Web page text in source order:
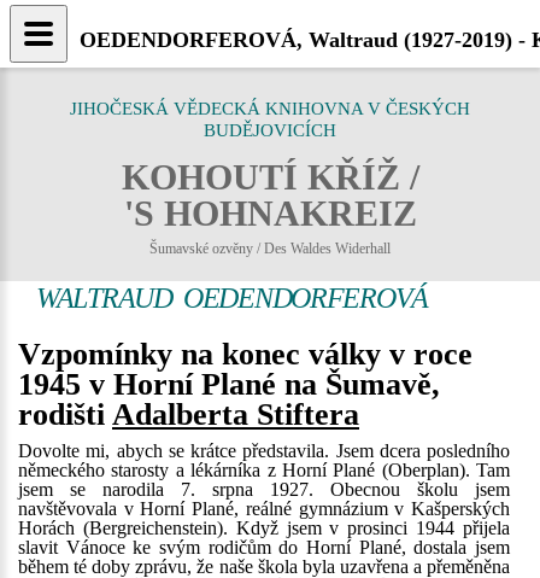
JIHOČESKÁ VĚDECKÁ KNIHOVNA V ČESKÝCH
BUDĚJOVICÍCH
KOHOUTÍ KŘÍŽ /
'S HOHNAKREIZ
Šumavské ozvěny / Des Waldes Widerhall
WALTRAUD OEDENDORFEROVÁ
Vzpomínky na konec války v roce
1945 v Horní Plané na Šumavě,
rodišti Adalberta Stiftera
Dovolte mi, abych se krátce představila. Jsem dcera posledního
německého starosty a lékárníka z Horní Plané (Oberplan). Tam
jsem se narodila 7. srpna 1927. Obecnou školu jsem
navštěvovala v Horní Plané, reálné gymnázium v Kašperských
Horách (Bergreichenstein). Když jsem v prosinci 1944 přijela
slavit Vánoce ke svým rodičům do Horní Plané, dostala jsem
během té doby zprávu, že naše škola byla uzavřena a přeměněna
OEDENDORFEROVÁ, Waltraud (1927-2019) -